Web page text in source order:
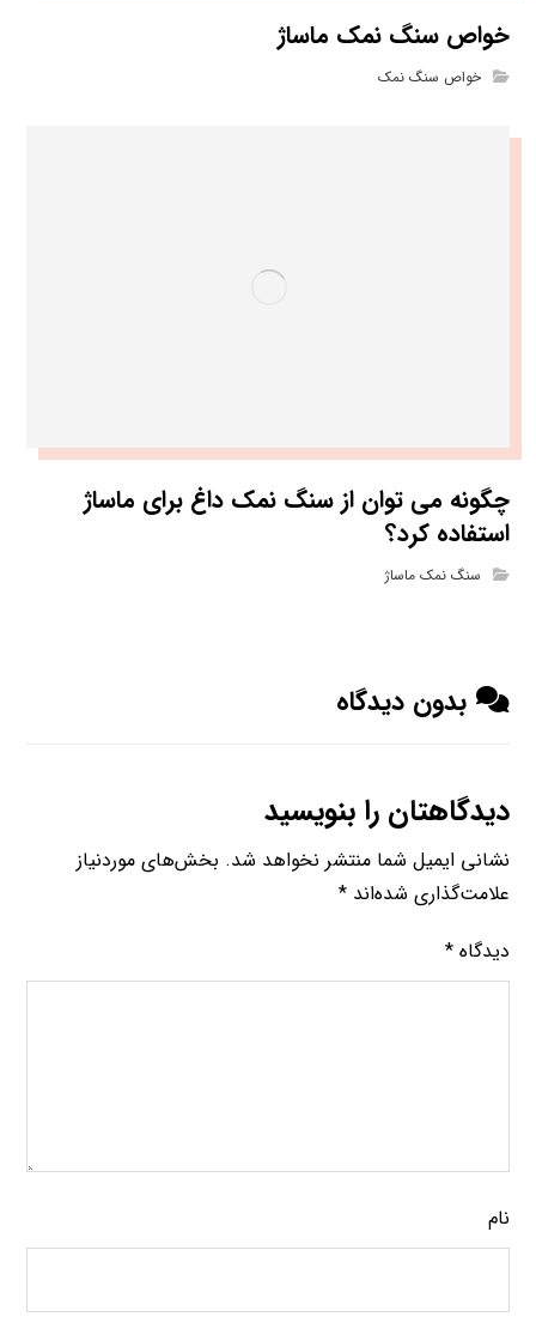
خواص سنگ نمک ماساژ
خواص سنگ نمک
چگونه می ‌توان از سنگ نمک داغ برای ماساژ
استفاده کرد؟
سنگ نمک ماساژ
بدون دیدگاه
دیدگاهتان را بنویسید
نشانی ایمیل شما منتشر نخواهد شد. بخش‌های موردنیاز
علامت‌گذاری شده‌اند*
دیدگاه*
نام